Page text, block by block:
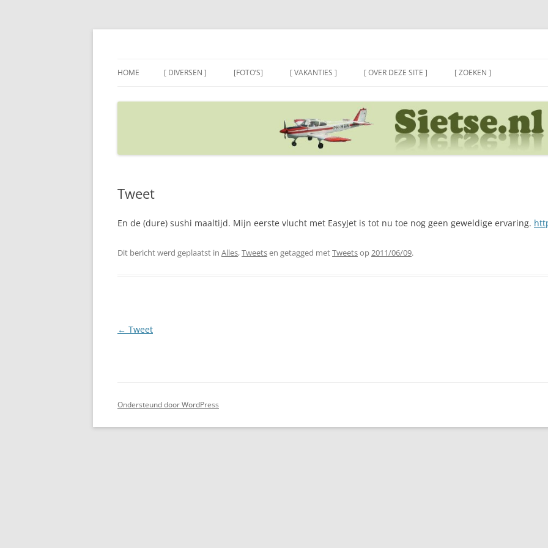
Ga
HOME [ DIVERSEN ] [FOTO’S] [ VAKANTIES ] [ OVER DEZE SITE ] [ ZOEKEN ]
Tweet
En de (dure) sushi maaltijd. Mijn eerste vlucht met EasyJet is tot nu toe nog geen geweldige ervaring.
Dit bericht werd geplaatst in Alles,Tweetsen getagged metTweetsop2011/06/09.
Berichtnavigatie
← Tweet
Ondersteund door WordPress